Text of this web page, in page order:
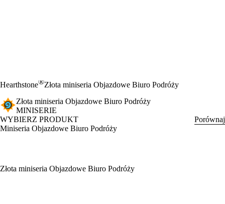
Hearthstone®Złota miniseria Objazdowe Biuro Podróży
Złota miniseria Objazdowe Biuro Podróży
MINISERIE
WYBIERZ PRODUKT
Porównaj
Miniseria Objazdowe Biuro Podróży
Złota miniseria Objazdowe Biuro Podróży